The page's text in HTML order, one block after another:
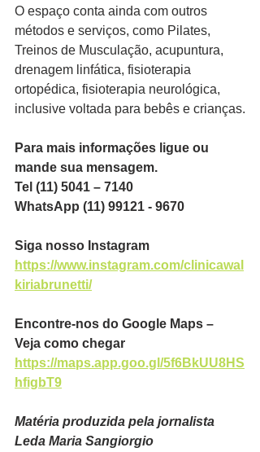
O espaço conta ainda com outros
métodos e serviços, como Pilates,
Treinos de Musculação, acupuntura,
drenagem linfática, fisioterapia
ortopédica, fisioterapia neurológica,
inclusive voltada para bebês e crianças.
Para mais informações ligue ou
mande sua mensagem.
Tel (11) 5041 – 7140
WhatsApp (11) 99121 - 9670
Siga nosso Instagram
https://www.instagram.com/clinicawal
kiriabrunetti/
Encontre-nos do Google Maps –
Veja como chegar
https://maps.app.goo.gl/5f6BkUU8HS
hfigbT9
Matéria produzida pela jornalista
Leda Maria Sangiorgio